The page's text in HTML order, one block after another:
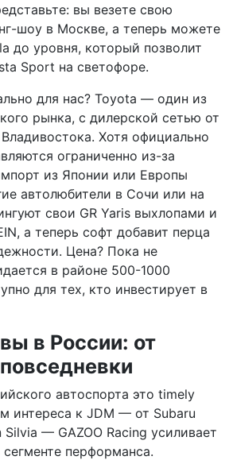
вы везете свою
шоу в Москве, а теперь можете
до уровня, который позволит
Sport на светофоре.
для нас? Toyota — один из
рынка, с дилерской сетью от
Хотя официально
ограниченно из-за
из Японии или Европы
автолюбители в Сочи или на
свои GR Yaris выхлопами и
а теперь софт добавит перца
Цена? Пока не
в районе 500-1000
для тех, кто инвестирует в
в России: от
автоспорта это timely
интереса к JDM — от Subaru
Silvia — GAZOO Racing усиливает
перформанса.